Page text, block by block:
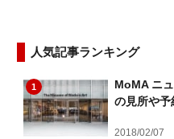
人気記事ランキング
1
MoMA ニ
の見所や予
2018/02/07